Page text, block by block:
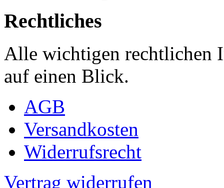
Rechtliches
Alle wichtigen rechtlichen
auf einen Blick.
AGB
Versandkosten
Widerrufsrecht
Vertrag widerrufen